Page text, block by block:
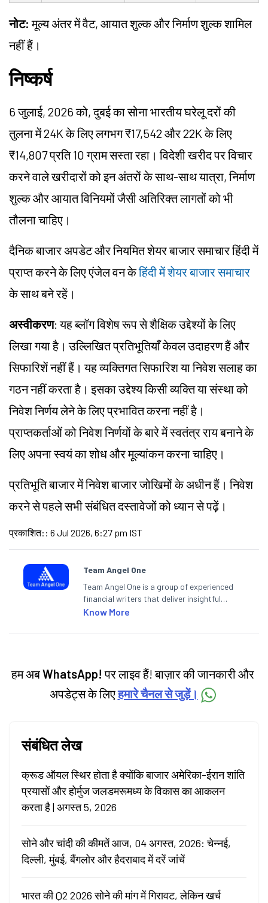
नोट: मूल्य अंतर में वैट, आयात शुल्क और निर्माण शुल्क शामिल
नहीं हैं।
निष्कर्ष
6 जुलाई, 2026 को, दुबई का सोना भारतीय घरेलू दरों की
तुलना में 24K के लिए लगभग ₹17,542 और 22K के लिए
₹14,807 प्रति 10 ग्राम सस्ता रहा। विदेशी खरीद पर विचार
करने वाले खरीदारों को इन अंतरों के साथ-साथ यात्रा, निर्माण
शुल्क और आयात विनियमों जैसी अतिरिक्त लागतों को भी
तौलना चाहिए।
दैनिक बाजार अपडेट और नियमित शेयर बाजार समाचार हिंदी में
प्राप्त करने के लिए एंजेल वन केहिंदी में शेयर बाजार समाचार
के साथ बने रहें।
अस्वीकरण: यह ब्लॉग विशेष रूप से शैक्षिक उद्देश्यों के लिए
लिखा गया है। उल्लिखित प्रतिभूतियाँ केवल उदाहरण हैं और
सिफारिशें नहीं हैं। यह व्यक्तिगत सिफारिश या निवेश सलाह का
गठन नहीं करता है। इसका उद्देश्य किसी व्यक्ति या संस्था को
निवेश निर्णय लेने के लिए प्रभावित करना नहीं है।
प्राप्तकर्ताओं को निवेश निर्णयों के बारे में स्वतंत्र राय बनाने के
लिए अपना स्वयं का शोध और मूल्यांकन करना चाहिए।
प्रतिभूति बाजार में निवेश बाजार जोखिमों के अधीन हैं। निवेश
करने से पहले सभी संबंधित दस्तावेजों को ध्यान से पढ़ें।
प्रकाशित: : 6 Jul 2026, 6:27 pm IST
Team Angel One
Team Angel One is a group of experienced
financial writers that deliver insightful
articles on the stock market, IPO, economy,
categories.
Know More
हम अबWhatsApp! पर लाइव हैं! बाज़ार की जानकारी और
अपडेट्स के लिएहमारे चैनल से जुड़ें।
संबंधित लेख
क्रूड ऑयल स्थिर होता है क्योंकि बाजार अमेरिका-ईरान शांति
प्रयासों और होर्मुज जलडमरूमध्य के विकास का आकलन
करता है | अगस्त 5, 2026
सोने और चांदी की कीमतें आज, 04 अगस्त, 2026: चेन्नई,
दिल्ली, मुंबई, बैंगलोर और हैदराबाद में दरें जांचें
भारत की Q2 2026 सोने की मांग में गिरावट, लेकिन खर्च